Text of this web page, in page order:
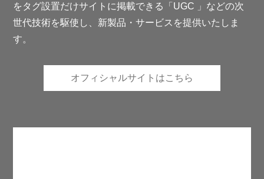
をタグ設置だけサイトに掲載できる「UGC 」などの次
世代技術を駆使し、新製品・サービスを提供いたしま
す。
オフィシャルサイトはこちら